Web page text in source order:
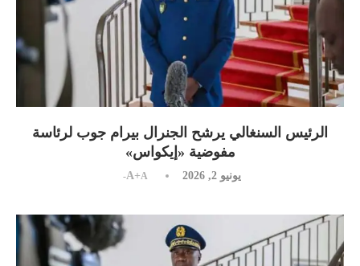
الرئيس السنغالي يرشح الجنرال بيرام جوب لرئاسة
مفوضية «إيكواس»
يونيو 2, 2026 A+A-